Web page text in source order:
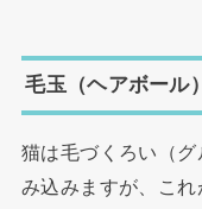
毛玉（ヘアボール
猫は毛づくろい（
み込みますが、こ